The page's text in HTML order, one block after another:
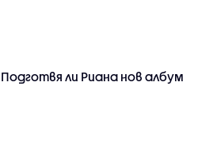
Подготвя ли Риана нов албум